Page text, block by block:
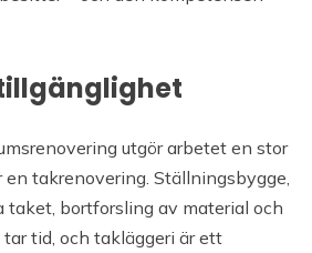
utgör arbetet en stor
takrenovering. Ställningsbygge,
taket, bortforsling av material och
tid, och takläggeri är ett